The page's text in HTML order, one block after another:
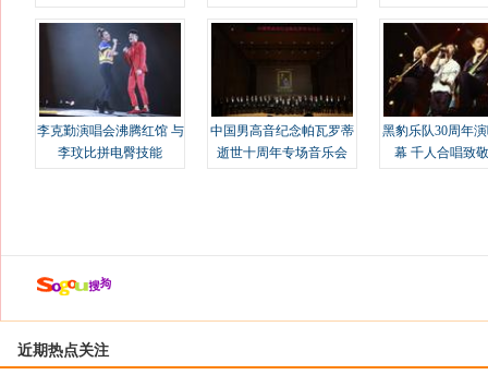
李克勤演唱会沸腾红馆 与
李玟比拼电臀技能
中国男高音纪念帕瓦罗蒂
逝世十周年专场音乐会
黑豹乐队30周年
幕 千人合唱致
近期热点关注